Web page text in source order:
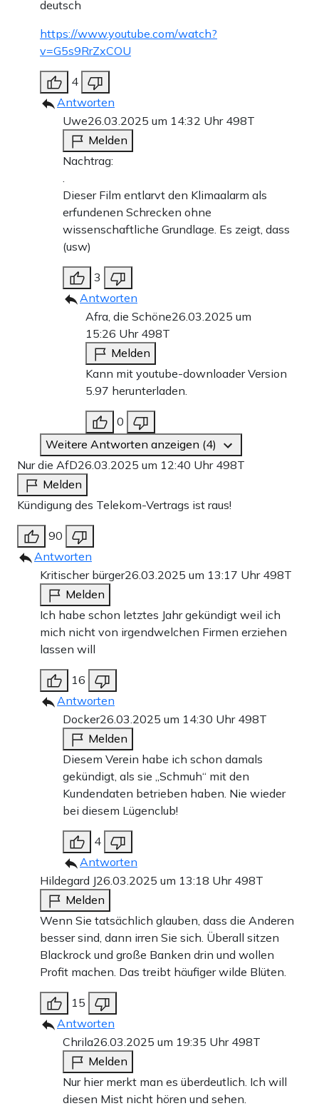
deutsch
https://www.youtube.com/watch?
v=G5s9RrZxCOU
4
Antworten
Uwe26.03.2025 um 14:32 Uhr 498T
Melden
Nachtrag:
.
Dieser Film entlarvt den Klimaalarm als
erfundenen Schrecken ohne
wissenschaftliche Grundlage. Es zeigt, dass
(usw)
3
Antworten
Afra, die Schöne26.03.2025 um
15:26 Uhr 498T
Melden
Kann mit youtube-downloader Version
5.97 herunterladen.
0
Weitere Antworten anzeigen (4)
Nur die AfD26.03.2025 um 12:40 Uhr 498T
Melden
Kündigung des Telekom-Vertrags ist raus!
90
Antworten
Kritischer bürger26.03.2025 um 13:17 Uhr 498T
Melden
Ich habe schon letztes Jahr gekündigt weil ich
mich nicht von irgendwelchen Firmen erziehen
lassen will
16
Antworten
Docker26.03.2025 um 14:30 Uhr 498T
Melden
Diesem Verein habe ich schon damals
gekündigt, als sie „Schmuh“ mit den
Kundendaten betrieben haben. Nie wieder
bei diesem Lügenclub!
4
Antworten
Hildegard J26.03.2025 um 13:18 Uhr 498T
Melden
Wenn Sie tatsächlich glauben, dass die Anderen
besser sind, dann irren Sie sich. Überall sitzen
Blackrock und große Banken drin und wollen
Profit machen. Das treibt häufiger wilde Blüten.
15
Antworten
Chrila26.03.2025 um 19:35 Uhr 498T
Melden
Nur hier merkt man es überdeutlich. Ich will
diesen Mist nicht hören und sehen.